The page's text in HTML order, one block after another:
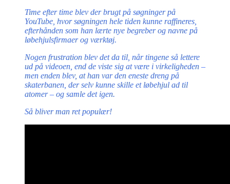
Time efter time blev der brugt på søgninger på
YouTube, hvor søgningen hele tiden kunne raffineres,
efterhånden som han lærte nye begreber og navne på
løbehjulsfirmaer og værktøj.
Nogen frustration blev det da til, når tingene så lettere
ud på videoen, end de viste sig at være i virkeligheden –
men enden blev, at han var den eneste dreng på
skaterbanen, der selv kunne skille et løbehjul ad til
atomer – og samle det igen.
Så bliver man ret populær!